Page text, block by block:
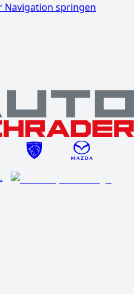
Navigation springen